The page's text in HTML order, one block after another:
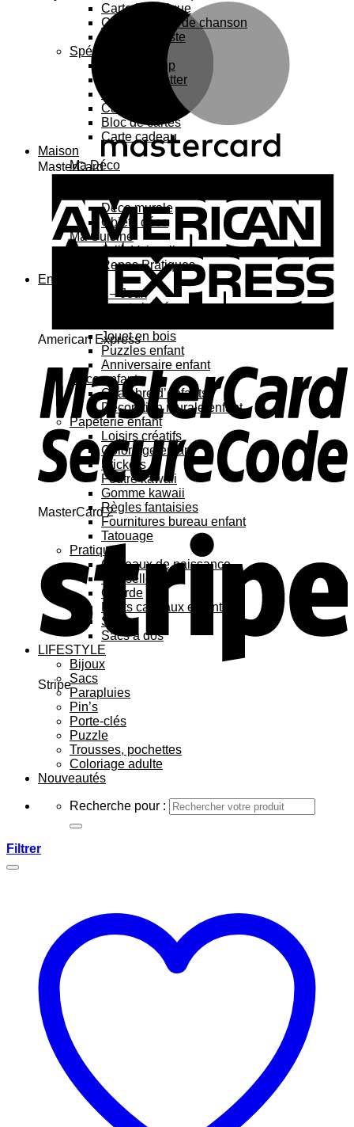
MasterCard
American Express
MasterCard 2
Stripe
Carte botanique
Carte Paroles de chanson
Carte féministe
Spécial
Carte Pop up
Cartes à gratter
Carte à sticker
Bloc de cartes
Carte cadeau
Maison
Ma Déco
Déco murale
Objets déco
Ma Cuisine
Jolie Vaisselle
Repas Pratiques
Enfant
Jouets – Jeux
Jouets bébé
Jouet en bois
Puzzles enfant
Anniversaire enfant
Déco enfant
Chambre d’enfants
Décoration murale enfant
Papeterie enfant
Loisirs créatifs
Coloriage enfant
Stickers
Feutre kawaii
Gomme kawaii
Règles fantaisies
Fournitures bureau enfant
Tatouage
Pratique
Cadeaux de naissance
Vaisselle
Gourde
Petits cadeaux enfant
Sacs
Sacs à dos
LIFESTYLE
Bijoux
Sacs
Parapluies
Pin’s
Porte-clés
Puzzle
Trousses, pochettes
Coloriage adulte
Nouveautés
Recherche pour :
Filtrer